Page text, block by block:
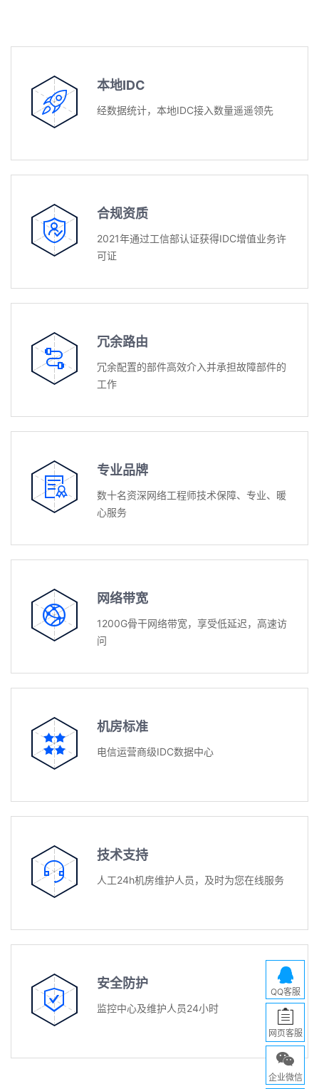
本地IDC
经数据统计，本地IDC接入数量遥遥领先
合规资质
2021年通过工信部认证获得IDC增值业务许
可证
冗余路由
冗余配置的部件高效介入并承担故障部件的
工作
专业品牌
数十名资深网络工程师技术保障、专业、暖
心服务
网络带宽
1200G骨干网络带宽，享受低延迟，高速访
问
机房标准
电信运营商级IDC数据中心
技术支持
人工24h机房维护人员，及时为您在线服务
安全防护
监控中心及维护人员24小时
QQ客服
网页客服
企业微信